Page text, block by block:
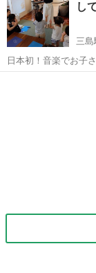
に初上陸！／ ...
し
三島
日本初！音楽でお子
ジックスクール』です！ ☆★☆東京から、静岡県三島市に